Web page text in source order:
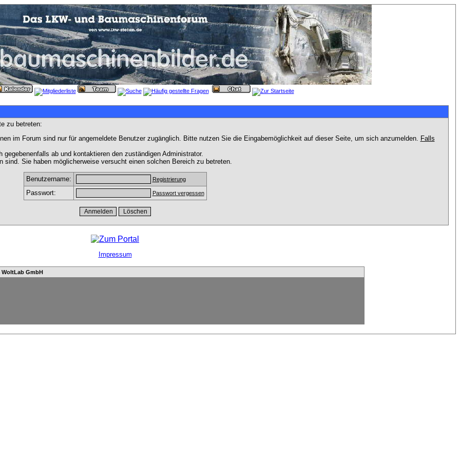
zu betreten:
im Forum sind nur für angemeldete Benutzer zugänglich. Bitte nutzen Sie die Eingabemöglichkeit auf dieser Seite, um sich anzumelden. Falls
ab und kontaktieren den zuständigen Administrator.
Sie haben möglicherweise versucht einen solchen Bereich zu betreten.
Benutzername: Registrierung
Passwort: Passwort vergessen
Impressum
WoltLab GmbH